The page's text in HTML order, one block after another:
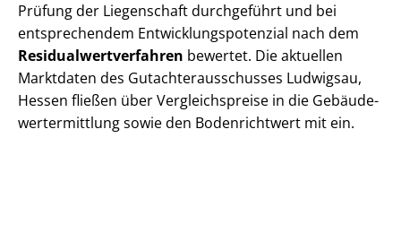
Prüfung der Liegenschaft durchgeführt und bei
entsprechendem Ent­wick­lungs­po­ten­zi­al nach dem
Re­si­du­al­wert­ver­fah­ren bewertet. Die aktuellen
Marktdaten des Gut­ach­ter­aus­schus­ses Ludwigsau,
Hessen fließen über Ver­gleichs­prei­se in die Ge­bäu­de­
wert­ermitt­lung sowie den Bodenrichtwert mit ein.